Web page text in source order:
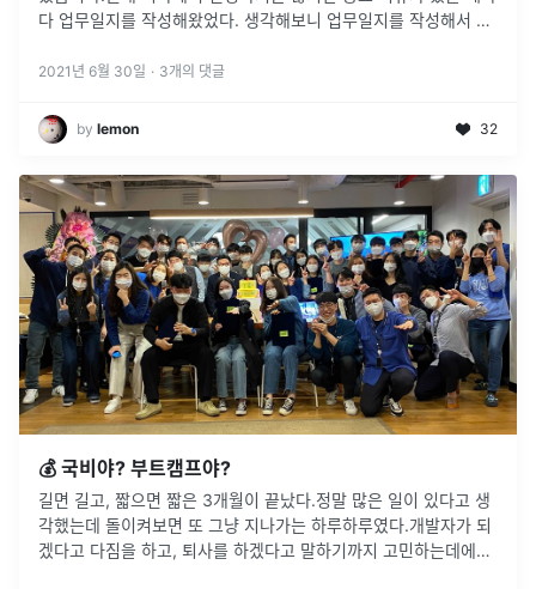
다 업무일지를 작성해왔었다. 생각해보니 업무일지를 작성해서 손
지만 좋았던 점이 ...
2021년 6월 30일 · 3개의 댓글
by lemon 32
💰 국비야? 부트캠프야?
길면 길고, 짧으면 짧은 3개월이 끝났다.정말 많은 일이 있다고 생
각했는데 돌이켜보면 또 그냥 지나가는 하루하루였다.개발자가 되
겠다고 다짐을 하고, 퇴사를 하겠다고 말하기까지 고민하는데에는